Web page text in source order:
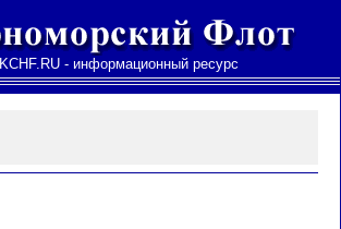
KCHF.RU - информационный ресурс